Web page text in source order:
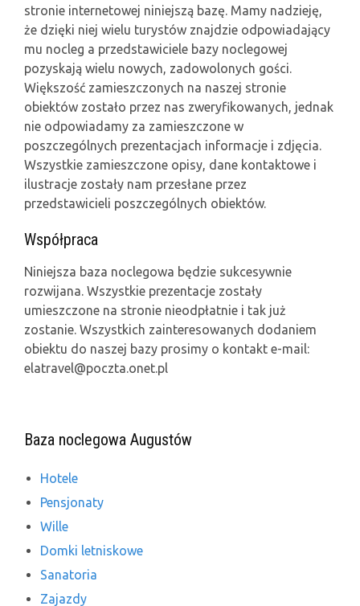
stronie internetowej niniejszą bazę. Mamy nadzieję,
że dzięki niej wielu turystów znajdzie odpowiadający
mu nocleg a przedstawiciele bazy noclegowej
pozyskają wielu nowych, zadowolonych gości.
Większość zamieszczonych na naszej stronie
obiektów zostało przez nas zweryfikowanych, jednak
nie odpowiadamy za zamieszczone w
poszczególnych prezentacjach informacje i zdjęcia.
Wszystkie zamieszczone opisy, dane kontaktowe i
ilustracje zostały nam przesłane przez
przedstawicieli poszczególnych obiektów.
Współpraca
Niniejsza baza noclegowa będzie sukcesywnie
rozwijana. Wszystkie prezentacje zostały
umieszczone na stronie nieodpłatnie i tak już
zostanie. Wszystkich zainteresowanych dodaniem
obiektu do naszej bazy prosimy o kontakt e-mail:
elatravel@poczta.onet.pl
Baza noclegowa Augustów
Hotele
Pensjonaty
Wille
Domki letniskowe
Sanatoria
Zajazdy